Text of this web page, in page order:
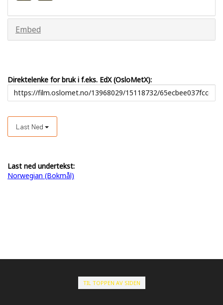
Embed
Direktelenke for bruk i f.eks. EdX (OsloMetX):
Last Ned
Last ned undertekst:
Norwegian (Bokmål)
TIL TOPPEN AV SIDEN